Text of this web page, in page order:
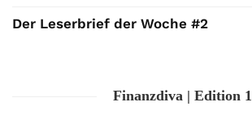
Der Leserbrief der Woche #2
Finanzdiva | Edition 1